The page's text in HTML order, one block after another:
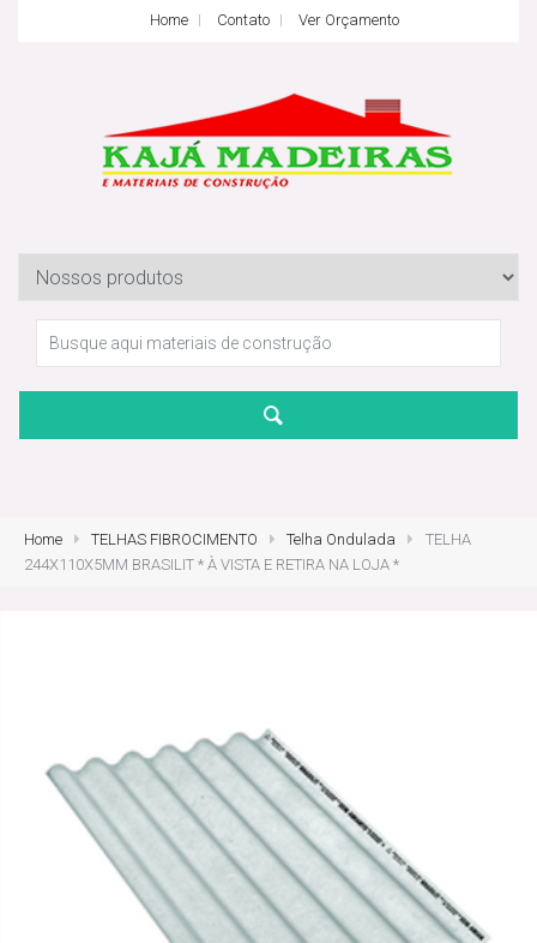
Home Contato Ver Orçamento
Home TELHAS FIBROCIMENTO Telha Ondulada
TELHA
244X110X5MM BRASILIT * À VISTA E RETIRA NA LOJA *